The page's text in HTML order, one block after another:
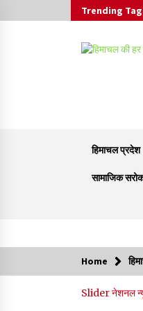
Trending
हिमाचल प्रदेश
सामाजिक
Home
Sliderनेशनल